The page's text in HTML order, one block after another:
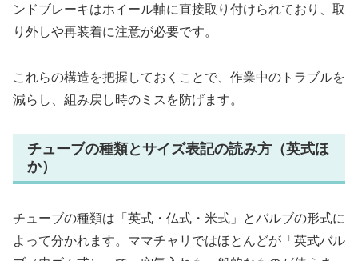
ンドブレーキはホイール軸に直接取り付けられており、取
り外しや再装着に注意が必要です。
これらの構造を把握しておくことで、作業中のトラブルを
減らし、組み戻し時のミスを防げます。
チューブの種類とサイズ表記の読み方（英式ほ
か）
チューブの種類は「英式・仏式・米式」とバルブの形式に
よって分かれます。ママチャリではほとんどが「英式バル